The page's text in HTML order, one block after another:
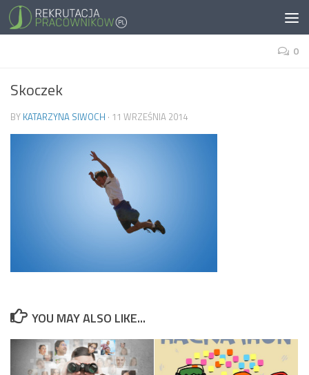
0
Skoczek
BY KATARZYNA SIWOCH · 11 WRZEŚNIA 2014
YOU MAY ALSO LIKE...